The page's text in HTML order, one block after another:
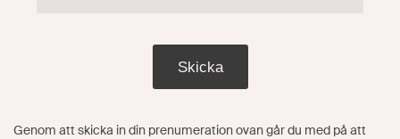
Skicka
Genom att skicka in din prenumeration ovan går du med på att